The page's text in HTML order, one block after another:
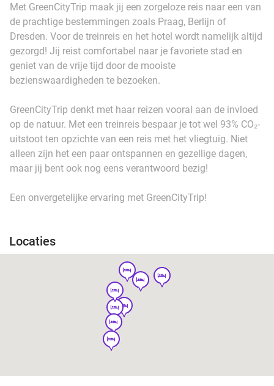
Met GreenCityTrip maak jij een zorgeloze reis naar een van
de prachtige bestemmingen zoals Praag, Berlijn of
Dresden. Voor de treinreis en het hotel wordt namelijk altijd
gezorgd! Jij reist comfortabel naar je favoriete stad en
geniet van de vrije tijd door de mooiste
bezienswaardigheden te bezoeken.
GreenCityTrip denkt met haar reizen vooral aan de invloed
op de natuur. Met een treinreis bespaar je tot wel 93% CO₂-
uitstoot ten opzichte van een reis met het vliegtuig. Niet
alleen zijn het een paar ontspannen en gezellige dagen,
maar jij bent ook nog eens verantwoord bezig!
Een onvergetelijke ervaring met GreenCityTrip!
Locaties
hotel
hotel
hotel
hotel
hotel
hotel
hotel
hotel